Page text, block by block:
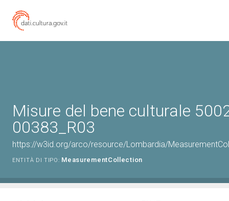
Misure del bene culturale
00383_R03
https://w3id.org/arco/resource/Lombardia/
ENTITÀ DI TIPO: MeasurementCollection